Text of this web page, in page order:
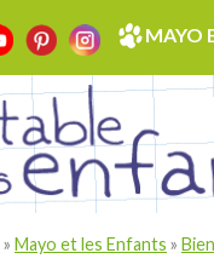
MAYO
» Mayo et les Enfants »